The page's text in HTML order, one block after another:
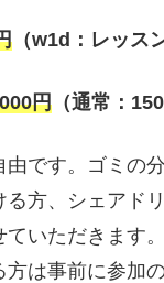
（w1d ：レッス
円 （通常：
由です。ゴミの
方、シェアド
いただきます。
は事前に参加